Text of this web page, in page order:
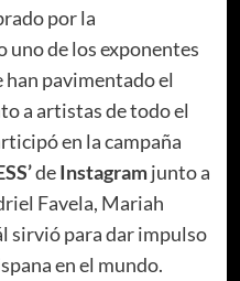
por la
uno de los exponentes
pavimentado el
a artistas de todo el
en la campaña
deInstagramjunto a
Favela, Mariah
sirvió para dar impulso
en el mundo.